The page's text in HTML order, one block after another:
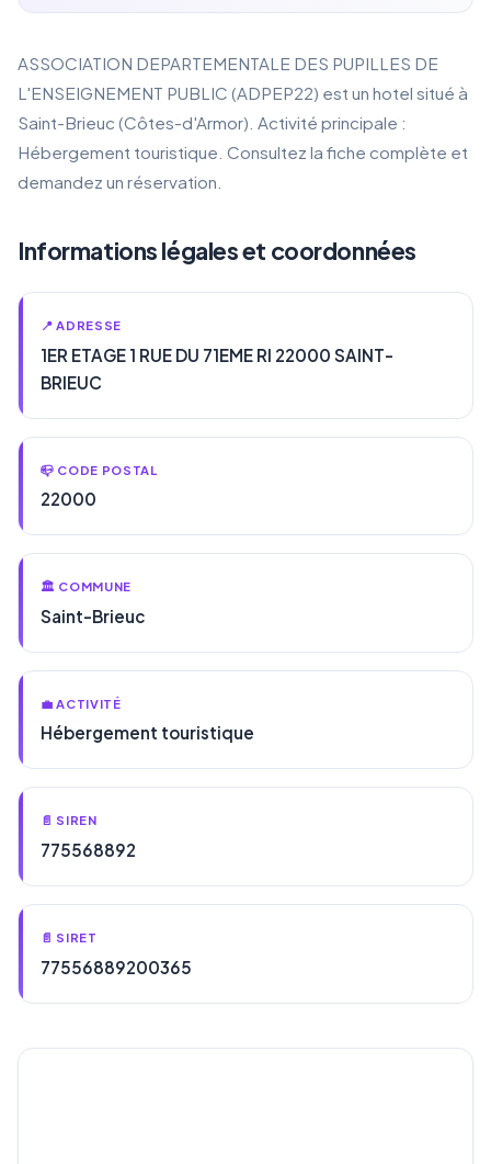
ASSOCIATION DEPARTEMENTALE DES PUPILLES DE
L'ENSEIGNEMENT PUBLIC (ADPEP22) est un hotel situé à
Saint-Brieuc (Côtes-d'Armor). Activité principale :
Hébergement touristique. Consultez la fiche complète et
demandez un réservation.
Informations légales et coordonnées
📍 ADRESSE
1ER ETAGE 1 RUE DU 71EME RI 22000 SAINT-
BRIEUC
📪 CODE POSTAL
22000
🏛️ COMMUNE
Saint-Brieuc
💼 ACTIVITÉ
Hébergement touristique
📄 SIREN
775568892
📄 SIRET
77556889200365